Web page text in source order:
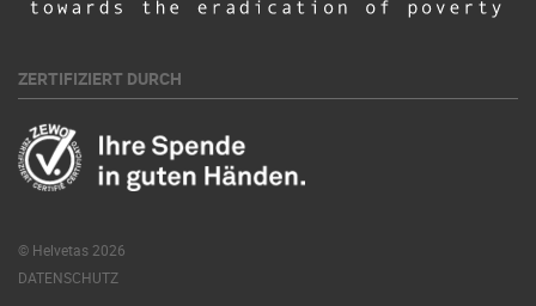
ZERTIFIZIERT DURCH
© Helvetas 2026
DATENSCHUTZ